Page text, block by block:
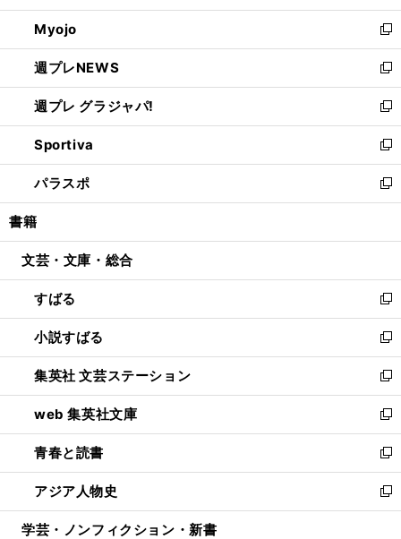
開
く
ウ
で
開
く
ン
ド
ウ
で
開
く
ウ
ィ
ン
ド
ウ
で
開
く
Myojo
新
し
い
ウ
ィ
ン
ド
ウ
で
開
週プレNEWS
新
し
い
ウ
ィ
ン
ド
ウ
開
週プレ グラジャパ!
新
し
い
ウ
ィ
ン
ウ
開
く
Sportiva
新
し
い
ウ
ン
ウ
で
開
く
パラスポ
新
し
ウ
ン
ド
ウ
で
開
く
書籍
文芸・文庫・総合
すばる
新
し
い
ウ
ィ
ン
ド
ウ
で
開
く
小説すばる
新
し
い
ウ
ィ
ン
ド
ウ
で
開
集英社 文芸ステーション
新
し
い
ウ
ィ
ン
ド
ウ
web 集英社文庫
新
し
い
ウ
ィ
ン
青春と読書
新
し
い
ウ
アジア人物史
新
し
学芸・ノンフィクション・新書